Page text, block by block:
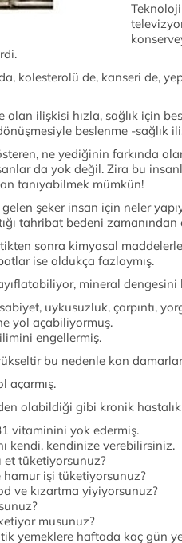
kolesterolü de, kanseri de,
olan ilişkisi hızla, sağlık için
beslenme -sağlık
ne yediğinin farkında
da yok değil. Zira bu
tanıyabilmek mümkün!
gelen şeker insan için neler
tahribat bedeni zamanından
sonra kimyasal
ise oldukça fazlaymış.
mineral
uykusuzluk, çarpıntı,
yol açabiliyormuş.
engellermiş.
bu nedenle kan
açarmış.
olabildiği gibi kronik
vitaminini yok edermiş.
kendi, kendinize verebilirsiniz.
et tüketiyorsunuz?
işi tüketiyorsunuz?
ve kızartma yiyiyorsunuz?
musunuz?
yemeklere haftada kaç gün